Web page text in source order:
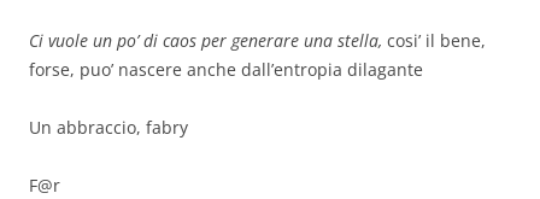
Ci vuole un po’ di caos per generare una stella, cosi’ il bene,
forse, puo’ nascere anche dall’entropia dilagante
Un abbraccio, fabry
F@r